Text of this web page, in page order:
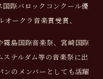
国際バロックコンクール優
ークラ音楽賞受賞、
霧島国際音楽祭、宮崎国際
テルダム等の音楽祭に出
ンのメンバーとしても活躍